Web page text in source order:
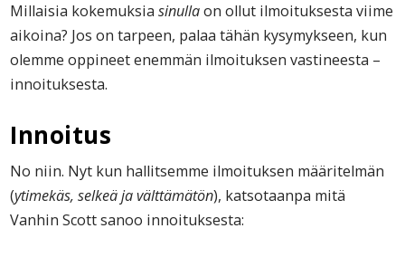
Millaisia kokemuksiasinullaon ollut ilmoituksesta viime
aikoina? Jos on tarpeen, palaa tähän kysymykseen, kun
olemme oppineet enemmän ilmoituksen vastineesta –
innoituksesta.
Innoitus
No niin. Nyt kun hallitsemme ilmoituksen määritelmän
(ytimekäs, selkeä ja välttämätön), katsotaanpa mitä
Vanhin Scott sanoo innoituksesta: